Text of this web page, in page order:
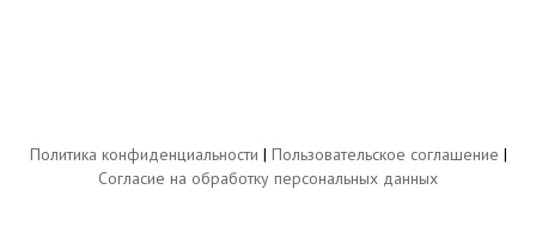
Политика конфиденциальности | Пользовательское соглашение |
Согласие на обработку персональных данных